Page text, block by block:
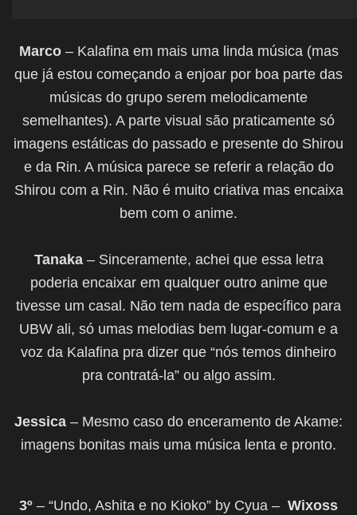
Marco– Kalafina em mais uma linda música (mas
que já estou começando a enjoar por boa parte das
músicas do grupo serem melodicamente
semelhantes). A parte visual são praticamente só
imagens estáticas do passado e presente do Shirou
e da Rin. A música parece se referir a relação do
Shirou com a Rin. Não é muito criativa mas encaixa
bem com o anime.
Tanaka– Sinceramente, achei que essa letra
poderia encaixar em qualquer outro anime que
tivesse um casal. Não tem nada de específico para
UBW ali, só umas melodias bem lugar-comum e a
voz da Kalafina pra dizer que “nós temos dinheiro
pra contratá-la” ou algo assim.
Jessica – Mesmo caso do enceramento de Akame:
imagens bonitas mais uma música lenta e pronto.
3º – “Undo, Ashita e no Kioko” by Cyua – Wixoss